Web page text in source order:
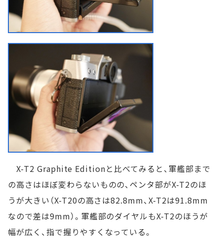
X-T2 Graphite Editionと比べてみると、軍艦部まで
の高さはほぼ変わらないものの、ペンタ部がX-T2のほ
うが大きい（X-T20の高さは82.8mm、X-T2は91.8mm
なので差は9mm）。軍艦部のダイヤルもX-T2のほうが
幅が広く、指で握りやすくなっている。